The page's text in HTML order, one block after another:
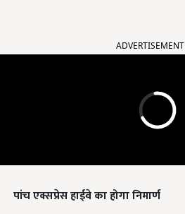
ADVERTISEMENT
पांच एक्सप्रेस हाईवे का होगा निमार्ण